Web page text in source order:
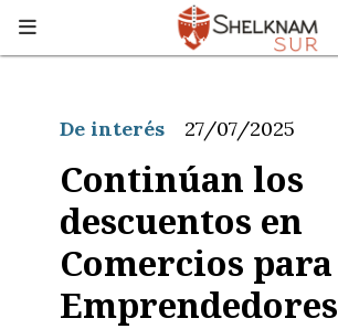
Continúan los
descuentos en
Comercios para
Emprendedores
De interés 27/07/2025